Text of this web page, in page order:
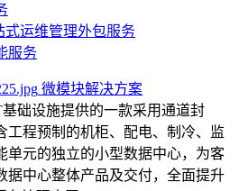
式运维管理外包服务
服务
微模块解决方案
础设施提供的一款采用通道封
工程预制的机柜、配电、制冷、监
单元的独立的小型数据中心，为客
据中心整体产品及交付，全面提升